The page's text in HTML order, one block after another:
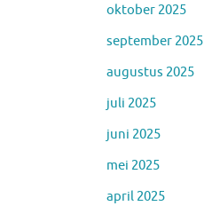
oktober 2025
september 2025
augustus 2025
juli 2025
juni 2025
mei 2025
april 2025